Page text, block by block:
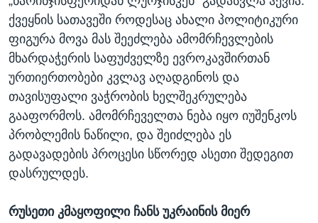
ქვეყნის სათავეში როდესაც ახალი პოლიტიკური
ფიგურა მოვა მას შეეძლება ამომრჩევლების
მხარდაჭერის საფუძველზე ევროკავშირთან
ურთიერთობები კვლავ აღადგინოს და
თავისუფალი ვაჭრობის ხელშეკრულება
გააფორმოს. ამომრჩეველთა ნება იყო იუშენკოს
პრობლემის ნაწილი, და შეიძლება ეს
გადავადების პროცესი სწორედ ასეთი შედეგით
დასრულდეს.
რუსეთი კმაყოფილი ჩანს უკრაინის მიერ